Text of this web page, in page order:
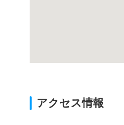
アクセス情報